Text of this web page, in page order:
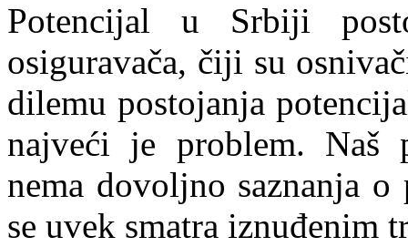
Potencijal u Srbiji
osiguravača, čiji su
dilemu postojanja
najveći je problem. Naš
nema dovoljno saznanja
se uvek smatra iznuđenim